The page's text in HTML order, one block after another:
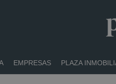
EMPRESAS PLAZA